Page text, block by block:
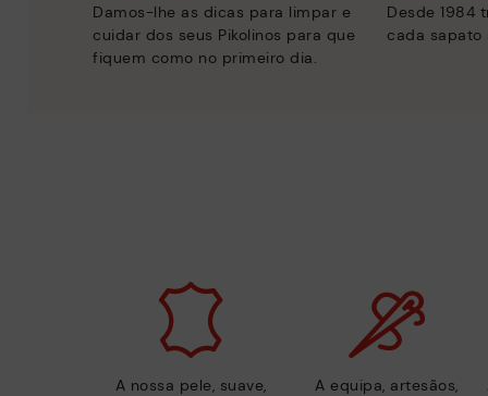
Damos-lhe as dicas para limpar e
cuidar dos seus Pikolinos para que
fiquem como no primeiro dia.
Desde 1984
cada sapato
A nossa pele, suave,
A equipa, artesãos,